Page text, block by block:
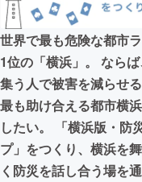
まちづくり
CAMPFIRE for
CAMPFIREふ
世界で最も危険な都市
1位の「横浜」。 なら
集う人で被害を減らせ
最も助け合える都市横
したい。 「横浜版・防
プ」をつくり、横浜を
く防災を話し合う場を